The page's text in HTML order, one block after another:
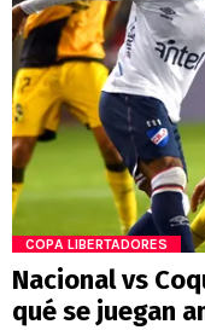
COPA LIBERTADORES
Nacional vs
qué se juegan